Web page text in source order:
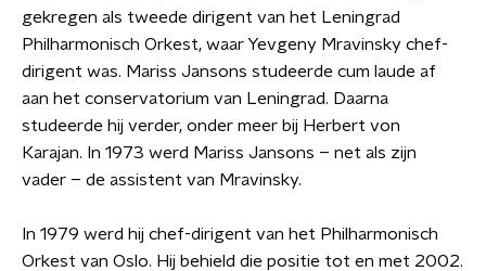
gekregen als tweede dirigent van het Leningrad
Philharmonisch Orkest, waar Yevgeny Mravinsky chef-
dirigent was. Mariss Jansons studeerde cum laude af
aan het conservatorium van Leningrad. Daarna
studeerde hij verder, onder meer bij Herbert von
Karajan. In 1973 werd Mariss Jansons – net als zijn
vader – de assistent van Mravinsky.
In 1979 werd hij chef-dirigent van het Philharmonisch
Orkest van Oslo. Hij behield die positie tot en met 2002.